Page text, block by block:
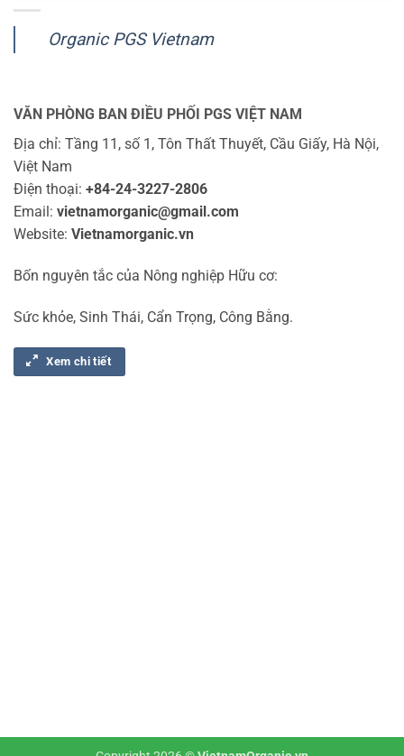
Organic PGS Vietnam
VĂN PHÒNG BAN ĐIỀU PHỐI PGS VIỆT NAM
Địa chỉ: Tầng 11, số 1, Tôn Thất Thuyết, Cầu Giấy, Hà Nội,
Việt Nam
Điện thoại: +84-24-3227-2806
Email: vietnamorganic@gmail.com
Website: Vietnamorganic.vn
Bốn nguyên tắc của Nông nghiệp Hữu cơ:
Sức khỏe, Sinh Thái, Cẩn Trọng, Công Bằng.
Xem chi tiết